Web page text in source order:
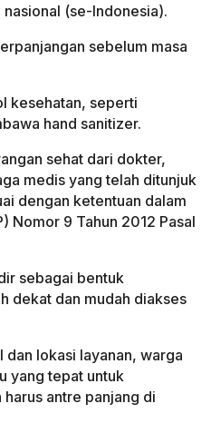
(se-Indonesia).
sebelum masa
kesehatan, seperti
hand sanitizer.
sehat dari dokter,
medis yang telah ditunjuk
dengan ketentuan dalam
Nomor 9 Tahun 2012 Pasal
sebagai bentuk
dekat dan mudah diakses
dan lokasi layanan, warga
yang tepat untuk
antre panjang di